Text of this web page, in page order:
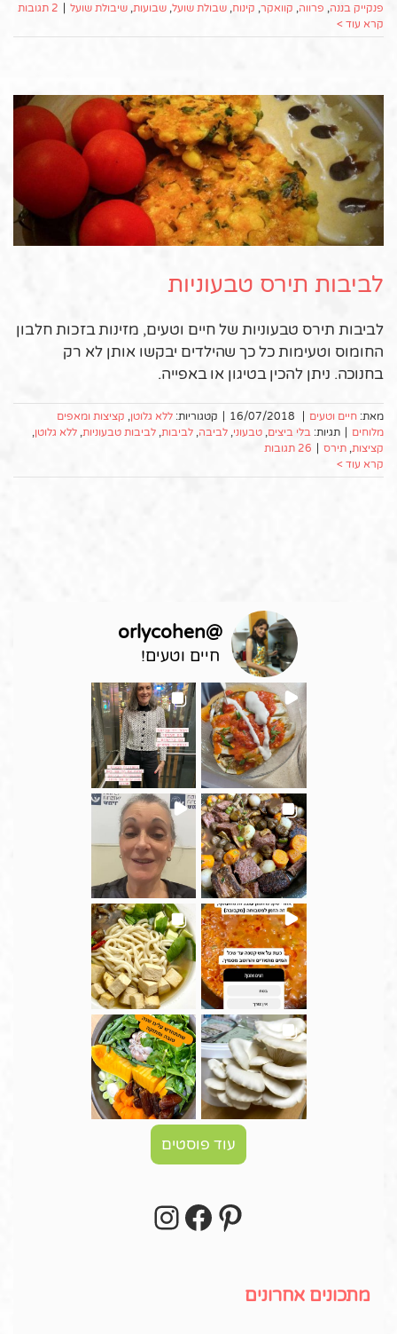
פנקייק בננה, פרווה, קוואקר, קינוח, שבולת שועל, שבועות, שיבולת שועל
2 תגובות
קרא עוד >
לביבות תירס טבעוניות
לביבות תירס טבעוניות של חיים וטעים, מזינות בזכות חלבון
החומוס וטעימות כל כך שהילדים יבקשו אותן לא רק
בחנוכה. ניתן להכין בטיגון או באפייה.
מאת: חיים וטעים 16/07/2018 קטגוריות: ללא גלוטן, קציצות ומאפים
מלוחים
תגיות: בלי ביצים, טבעוני, לביבה, לביבות, לביבות טבעוניות, ללא גלוטן,
קציצות, תירס
26 תגובות
קרא עוד >
@
orlycohen
חיים וטעים!
עוד פוסטים
Pinterest
Facebook
מתכונים אחרונים